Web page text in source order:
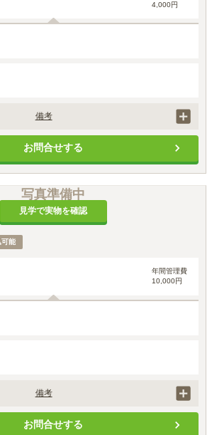
4,000円
備考
料、外柵・基礎工事代、墓石・建立工事代、字
お問合せする
写真準備中
見学で実物を確認
可能
年間管理費
10,000円
備考
料、外柵・基礎工事代、墓石・建立工事代、字
お問合せする